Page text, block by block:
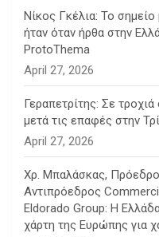
Νίκος Γκέλια: Το
ήταν όταν ήρθα στην
ProtoThema
April 27, 2026
Γεραπετρίτης: Σε
μετά τις επαφές στην
April 27, 2026
Χρ. Μπαλάσκας,
Αντιπρόεδρος
Eldorado Group: Η
χάρτη της Ευρώπης για